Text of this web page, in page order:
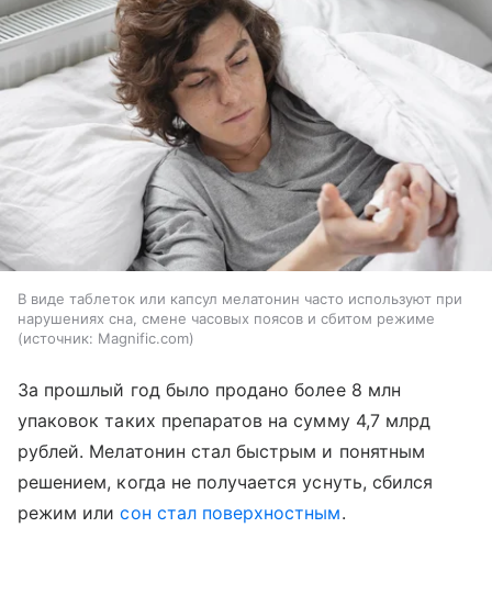
В виде таблеток или капсул мелатонин часто используют при
нарушениях сна, смене часовых поясов и сбитом режиме
источник: Magnific.com
За прошлый год было продано более 8 млн
упаковок таких препаратов на сумму 4,7 млрд
рублей. Мелатонин стал быстрым и понятным
решением, когда не получается уснуть, сбился
режим илисон стал поверхностным.